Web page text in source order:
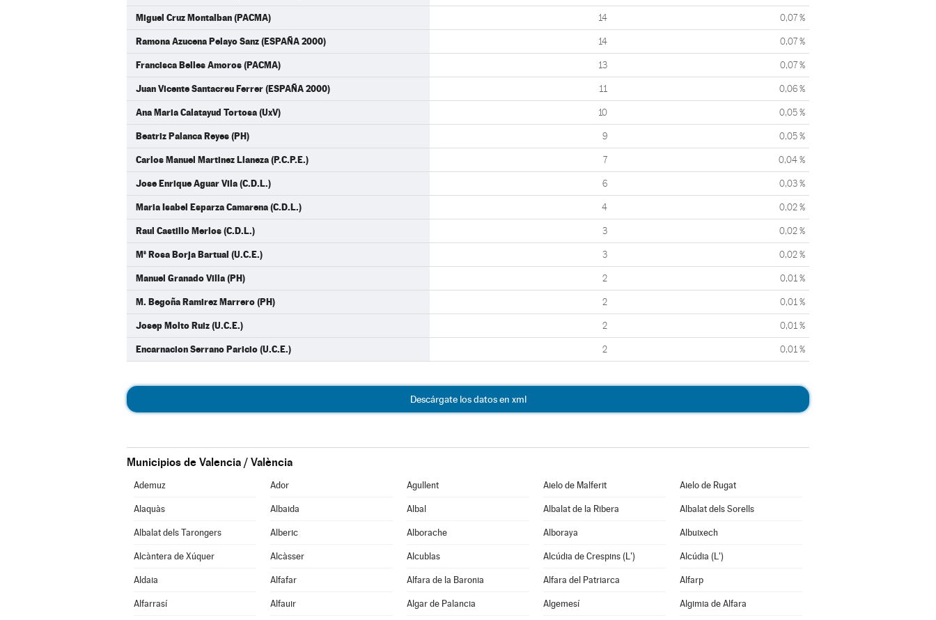
Miguel Cruz Montalban (PACMA) 14 0,07 %
Ramona Azucena Pelayo Sanz (ESPAÑA 2000) 14 0,07 %
Francisca Belles Amoros (PACMA) 13 0,07 %
Juan Vicente Santacreu Ferrer (ESPAÑA 2000) 11 0,06 %
Ana Maria Calatayud Tortosa (UxV) 10 0,05 %
Beatriz Palanca Reyes (PH) 9 0,05 %
Carlos Manuel Martinez Llaneza (P.C.P.E.) 7 0,04 %
Jose Enrique Aguar Vila (C.D.L.) 6 0,03 %
Maria Isabel Esparza Camarena (C.D.L.) 4 0,02 %
Raul Castillo Merlos (C.D.L.) 3 0,02 %
Mª Rosa Borja Bartual (U.C.E.) 3 0,02 %
Manuel Granado Villa (PH) 2 0,01 %
M. Begoña Ramirez Marrero (PH) 2 0,01 %
Josep Molto Ruiz (U.C.E.) 2 0,01 %
Encarnacion Serrano Paricio (U.C.E.) 2 0,01 %
Descárgate los datos en xml
Municipios de Valencia / València
Ademuz Ador Agullent Aielo de Malferit Aielo de Rugat
Alaquàs Albaida Albal Albalat de la Ribera Albalat dels Sorells
Albalat dels Tarongers Alberic Alborache Alboraya Albuixech
Alcàntera de Xúquer Alcàsser Alcublas Alcúdia de Crespins (L') Alcúdia (L')
Aldaia Alfafar Alfara de la Baronia Alfara del Patriarca Alfarp
Alfarrasí Alfauir Algar de Palancia Algemesí Algimia de Alfara